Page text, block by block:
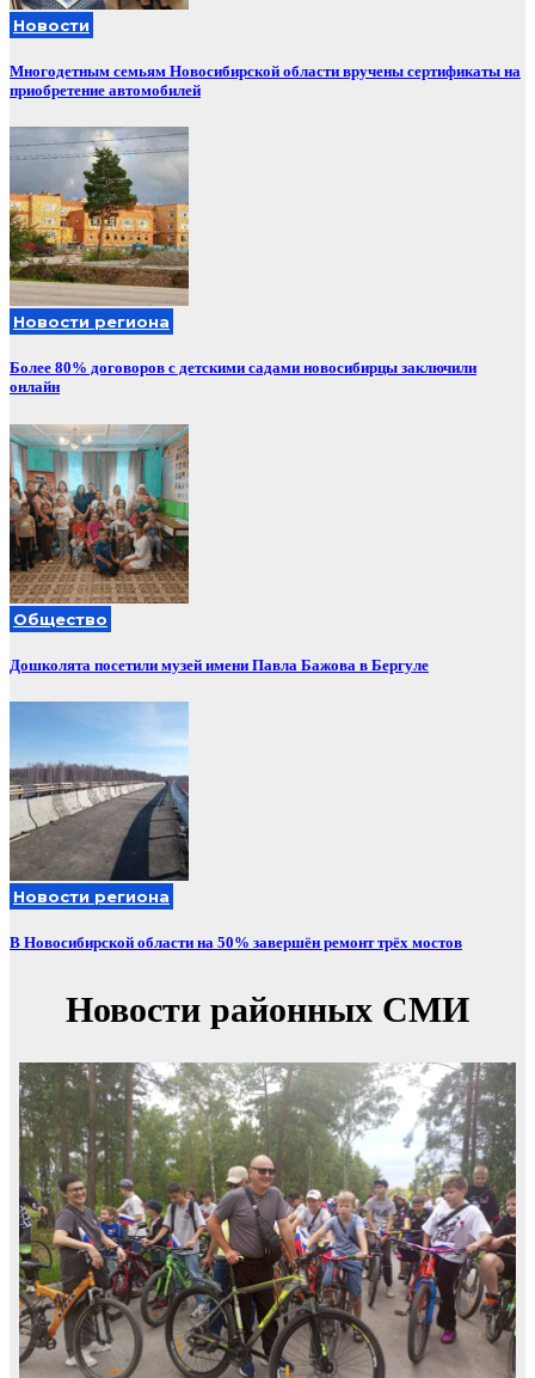
Новости
Многодетным семьям Новосибирской области вручены сертификаты на
приобретение автомобилей
Новости региона
Более 80% договоров с детскими садами новосибирцы заключили
онлайн
Общество
Дошколята посетили музей имени Павла Бажова в Бергуле
Новости региона
В Новосибирской области на 50% завершён ремонт трёх мостов